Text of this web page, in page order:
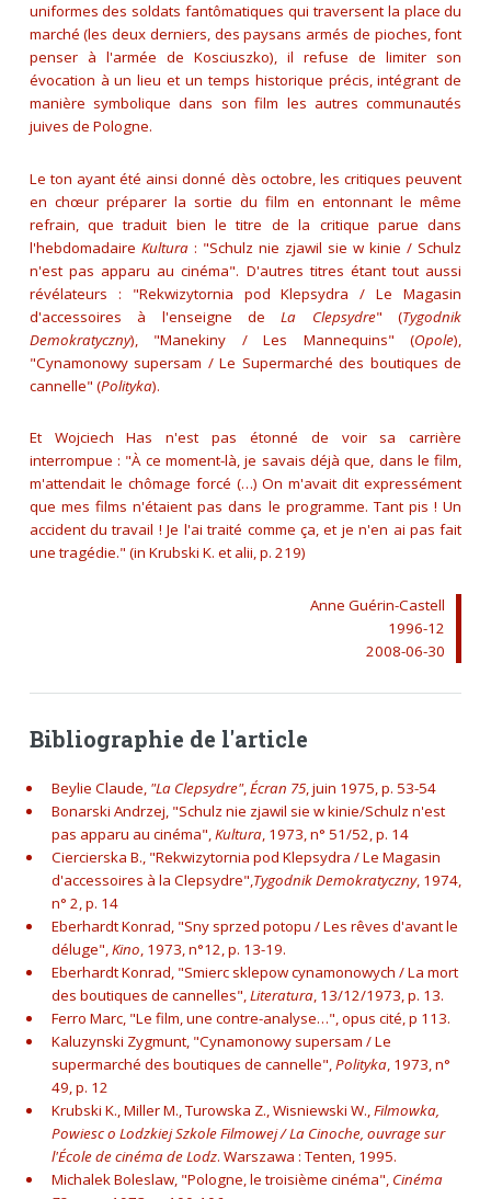
uniformes des soldats fantômatiques qui traversent la place du
marché (les deux derniers, des paysans armés de pioches, font
penser à l'armée de Kosciuszko), il refuse de limiter son
évocation à un lieu et un temps historique précis, intégrant de
manière symbolique dans son film les autres communautés
juives de Pologne.
Le ton ayant été ainsi donné dès octobre, les critiques peuvent
en chœur préparer la sortie du film en entonnant le même
refrain, que traduit bien le titre de la critique parue dans
l'hebdomadaire Kultura: "Schulz nie zjawil sie w kinie / Schulz
n'est pas apparu au cinéma". D'autres titres étant tout aussi
révélateurs : "Rekwizytornia pod Klepsydra / Le Magasin
d'accessoires à l'enseigne deLa Clepsydre" (Tygodnik
Demokratyczny), "Manekiny / Les Mannequins" (Opole),
"Cynamonowy supersam / Le Supermarché des boutiques de
cannelle" (Polityka).
Et Wojciech Has n'est pas étonné de voir sa carrière
interrompue : "À ce moment-là, je savais déjà que, dans le film,
m'attendait le chômage forcé (…) On m'avait dit expressément
que mes films n'étaient pas dans le programme. Tant pis ! Un
accident du travail ! Je l'ai traité comme ça, et je n'en ai pas fait
une tragédie." (in Krubski K. et alii, p. 219)
Anne Guérin-Castell
1996-12
2008-06-30
Bibliographie de l'article
Beylie Claude, "La Clepsydre",Écran 75, juin 1975, p. 53-54
Bonarski Andrzej, "Schulz nie zjawil sie w kinie/Schulz n'est
pas apparu au cinéma",Kultura, 1973, n° 51/52, p. 14
Ciercierska B., "Rekwizytornia pod Klepsydra / Le Magasin
d'accessoires à la Clepsydre",Tygodnik Demokratyczny, 1974,
n° 2, p. 14
Eberhardt Konrad, "Sny sprzed potopu / Les rêves d'avant le
déluge",Kino, 1973, n°12, p. 13-19.
Eberhardt Konrad, "Smierc sklepow cynamonowych / La mort
des boutiques de cannelles",Literatura, 13/12/1973, p. 13.
Ferro Marc, "Le film, une contre-analyse…", opus cité, p 113.
Kaluzynski Zygmunt, "Cynamonowy supersam / Le
supermarché des boutiques de cannelle",Polityka, 1973, n°
49, p. 12
Krubski K., Miller M., Turowska Z., Wisniewski W.,Filmowka,
Powiesc o Lodzkiej Szkole Filmowej / La Cinoche, ouvrage sur
l'École de cinéma de Lodz. Warszawa : Tenten, 1995.
Michalek Boleslaw, "Pologne, le troisième cinéma", Cinéma